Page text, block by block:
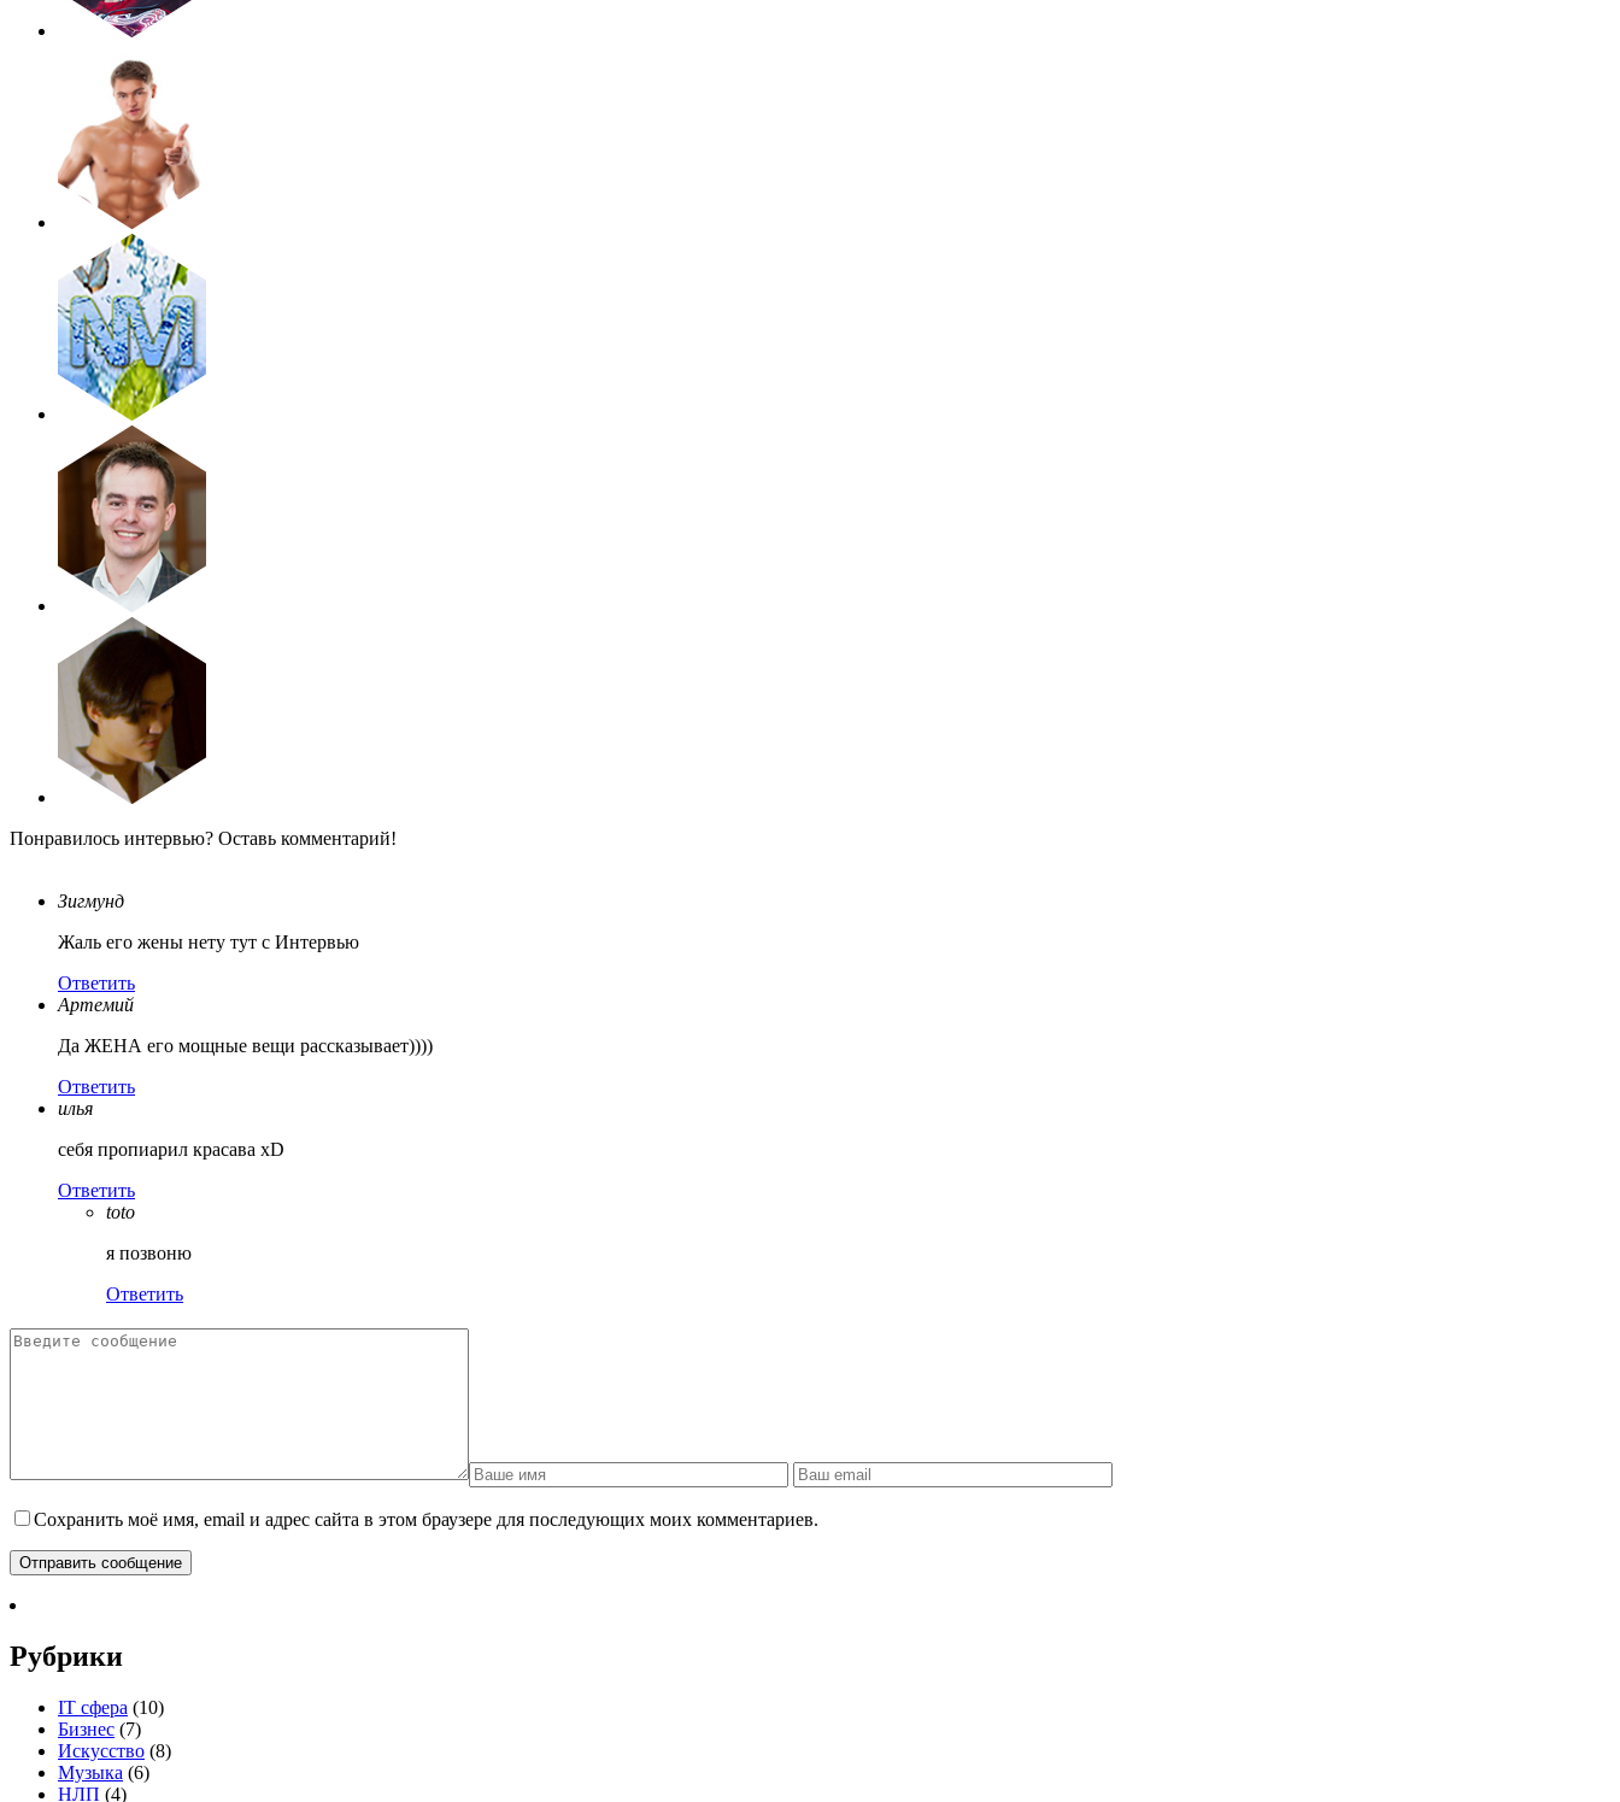
Понравилось интервью? Оставь комментарий!
Зигмунд
Жаль его жены нету тут с Интервью
Ответить
Артемий
Да ЖЕНА его мощные вещи рассказывает))))
Ответить
илья
себя пропиарил красава xD
Ответить
toto
я позвоню
Ответить
Сохранить моё имя, email и адрес сайта в этом браузере для последующих моих комментариев.
Рубрики
IT сфера (10)
Бизнес (7)
Искусство (8)
Музыка (6)
НЛП (4)